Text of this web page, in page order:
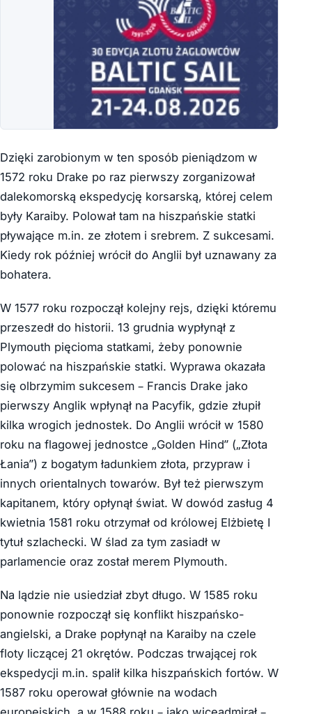
Dzięki zarobionym w ten sposób pieniądzom w
1572 roku Drake po raz pierwszy zorganizował
dalekomorską ekspedycję korsarską, której celem
były Karaiby. Polował tam na hiszpańskie statki
pływające m.in. ze złotem i srebrem. Z sukcesami.
Kiedy rok później wrócił do Anglii był uznawany za
bohatera.
W 1577 roku rozpoczął kolejny rejs, dzięki któremu
przeszedł do historii. 13 grudnia wypłynął z
Plymouth pięcioma statkami, żeby ponownie
polować na hiszpańskie statki. Wyprawa okazała
się olbrzymim sukcesem – Francis Drake jako
pierwszy Anglik wpłynął na Pacyfik, gdzie złupił
kilka wrogich jednostek. Do Anglii wrócił w 1580
roku na flagowej jednostce „Golden Hind” („Złota
Łania”) z bogatym ładunkiem złota, przypraw i
innych orientalnych towarów. Był też pierwszym
kapitanem, który opłynął świat. W dowód zasług 4
kwietnia 1581 roku otrzymał od królowej Elżbietę I
tytuł szlachecki. W ślad za tym zasiadł w
parlamencie oraz został merem Plymouth.
Na lądzie nie usiedział zbyt długo. W 1585 roku
ponownie rozpoczął się konflikt hiszpańsko-
angielski, a Drake popłynął na Karaiby na czele
floty liczącej 21 okrętów. Podczas trwającej rok
ekspedycji m.in. spalił kilka hiszpańskich fortów. W
1587 roku operował głównie na wodach